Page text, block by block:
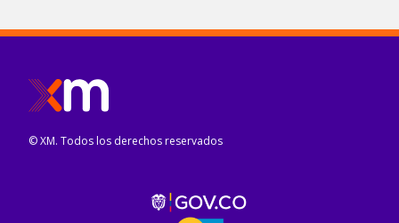
© XM. Todos los derechos reservados